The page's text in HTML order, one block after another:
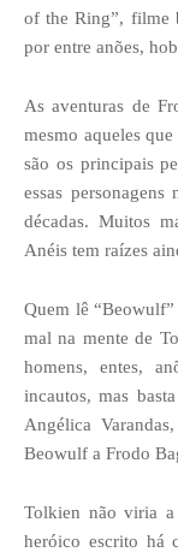
of the Ring”, filme
por entre anões,
As aventuras de
mesmo aqueles
são os principais
essas
décadas. Muitos
Anéis tem raízes
Quem lê “Beowulf”
mal na mente de
homens, entes,
incautos, mas
Angélica
Beowulf a Frodo
Tolkien não viria a
heróico escrito há